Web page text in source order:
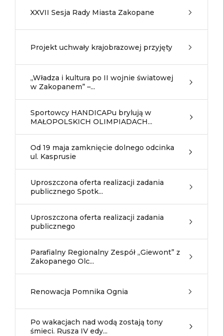
XXVII Sesja Rady Miasta Zakopane
Projekt uchwały krajobrazowej przyjęty
„Władza i kultura po II wojnie światowej
w Zakopanem” –...
Sportowcy HANDICAPu brylują w
MAŁOPOLSKICH OLIMPIADACH...
Od 19 maja zamknięcie dolnego odcinka
ul. Kasprusie
Uproszczona oferta realizacji zadania
publicznego Spotk...
Uproszczona oferta realizacji zadania
publicznego
Parafialny Regionalny Zespół „Giewont” z
Zakopanego Olc...
Renowacja Pomnika Ognia
Po wakacjach nad wodą zostają tony
śmieci. Rusza IV edy...